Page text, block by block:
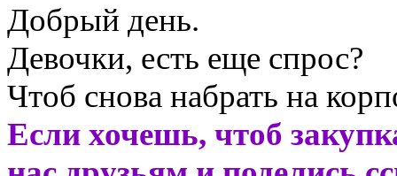
Добрый день.
Девочки, есть еще спрос?
Чтоб снова набрать на
Если хочешь, чтоб